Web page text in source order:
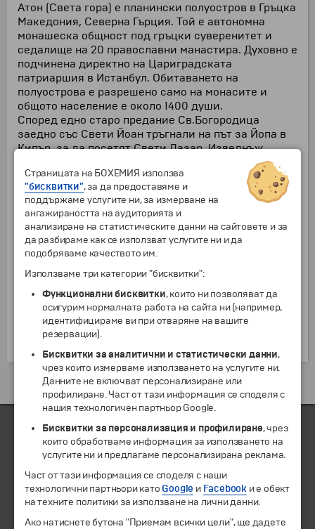
Атон (Света гора) е планински полуостров в Гръцка
Македония, Северна Гърция. Той е автономна
монашеска общност под гръцки суверенитет и
седалище на 20 православни манастира. Духовно е
подчинена директно на Цариградската
патриаршия в Истанбул. Обитаването на
полуострова е разрешено само на монасите и
общото население е около 1400 души.
Според едно старо предание Св.Богородица
заедно със Свети Йоан тръгнали на път за Йопа в
Кипър, за да посетят Свети Лазар. Изведнъж
лодката се залюляла, изгубила курса си и се
озовала на тогавашния все още езически Атон.
Заради бурното море лодката се разбила близо до
днешния манастир Ивирон. Божията Майка
изплувала на брега и се въодушевила от дивната
красота на планината, благословила я и замолила
Сина си да превърне това място в нейна градина.
Изведнъж чула глас: ,,Нека това място да бъде
твое наследство и твоя градина, рай и небе и
спасение за онези, които търсят спасение". От
тогава планината е посветена на Света
Богородица като нейна градина, в която не се
позволява присъствието на други жени освен
Екскурзии и почивки до Гърция »
ЧЛЕН НА
Страницата на БОХЕМИЯ използва
"бисквитки", за да предоставяме и
поддържаме услугите ни, за измерване на
ангажираността на аудиторията и
анализиране на статистическите данни на сайтовете и за
да разбираме как се използват услугите ни и да
подобряваме качеството им.
Използваме три категории "бисквитки":
Функционални бисквитки, които ни позволяват да
осигурим нормалната работа на сайта ни (например,
идентифицираме ви при отваряне на вашите
резервации).
Бисквитки за аналитични и статистически данни,
чрез които измерваме използването на услугите ни.
Данните не включват персонализиране или
профилиране. Част от тази информация се споделя с
нашия технологичен партньор Google.
Бисквитки за персонализация и профилиране, чрез
които обработваме информация за използването на
услугите ни и предлагаме персонализирана реклама.
Част от тази информация се споделя с наши
технологични партньори като Google и Facebook и е обект
на техните политики за използване на лични данни.
Ако натиснете бутона "Приемам всички цели", ще дадете